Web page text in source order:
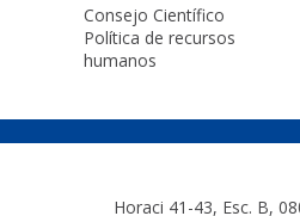
Consejo Científico
Política de recursos
humanos
Horaci 41-43, Esc. B,